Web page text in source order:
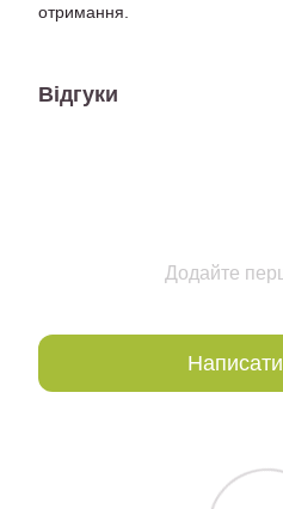
отримання.
Відгуки
Додайте
Написати